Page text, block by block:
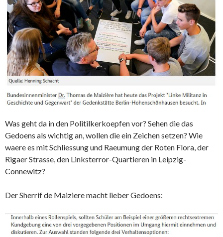
Was geht da in den Politilkerkoepfen vor? Sehen die das
Gedoens als wichtig an, wollen die ein Zeichen setzen? Wie
waere es mit Schliessung und Raeumung der Roten Flora, der
Rigaer Strasse, den Linksterror-Quartieren in Leipzig-
Connewitz?
Der Sherrif de Maiziere macht lieber Gedoens: